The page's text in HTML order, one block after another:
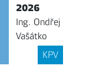
2026
Ing. Ondřej
Vašátko
KPV